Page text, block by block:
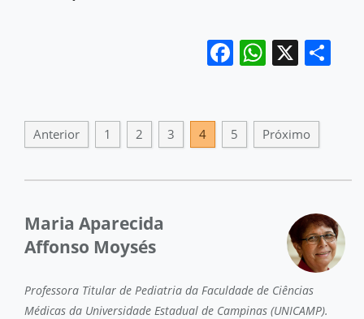
Facebook
X
Anterior 1 2 3 4 5 Próximo
Maria Aparecida
Affonso Moysés
Professora Titular de Pediatria da Faculdade de Ciências
Médicas da Universidade Estadual de Campinas (UNICAMP).